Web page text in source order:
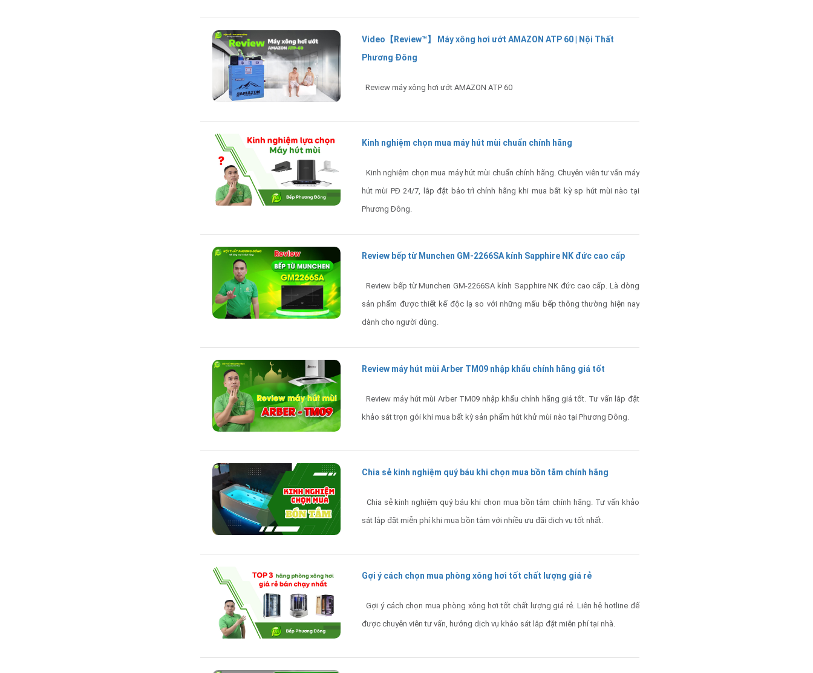
Video【Review™】 Máy xông hơi ướt AMAZON ATP 60 | Nội Thất
Phương Đông
Review máy xông hơi ướt AMAZON ATP 60
Kinh nghiệm chọn mua máy hút mùi chuẩn chính hãng
Kinh nghiệm chọn mua máy hút mùi chuẩn chính hãng. Chuyên viên tư vấn máy
hút mùi PĐ 24/7, lắp đặt bảo trì chính hãng khi mua bất kỳ sp hút mùi nào tại
Phương Đông.
Review bếp từ Munchen GM-2266SA kính Sapphire NK đức cao cấp
Review bếp từ Munchen GM-2266SA kính Sapphire NK đức cao cấp. Là dòng
sản phẩm được thiết kế độc lạ so với những mấu bếp thông thường hiện nay
dành cho người dùng.
Review máy hút mùi Arber TM09 nhập khẩu chính hãng giá tốt
Review máy hút mùi Arber TM09 nhập khẩu chính hãng giá tốt. Tư vấn lắp đặt
khảo sát trọn gói khi mua bất kỳ sản phẩm hút khử mùi nào tại Phương Đông.
Chia sẻ kinh nghiệm quý báu khi chọn mua bồn tắm chính hãng
Chia sẻ kinh nghiệm quý báu khi chọn mua bồn tắm chính hãng. Tư vấn khảo
sát lắp đặt miễn phí khi mua bồn tắm với nhiều ưu đãi dịch vụ tốt nhất.
Gợi ý cách chọn mua phòng xông hơi tốt chất lượng giá rẻ
Gợi ý cách chọn mua phòng xông hơi tốt chất lượng giá rẻ. Liên hệ hotline để
được chuyên viên tư vấn, hưởng dịch vụ khảo sát lắp đặt miễn phí tại nhà.